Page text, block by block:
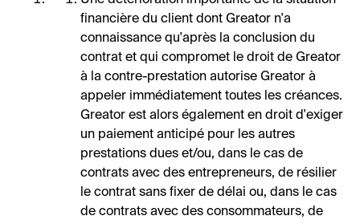
financière du client dont Greator n'a
connaissance qu'après la conclusion du
contrat et qui compromet le droit de Greator
à la contre-prestation autorise Greator à
appeler immédiatement toutes les créances.
Greator est alors également en droit d'exiger
un paiement anticipé pour les autres
prestations dues et/ou, dans le cas de
contrats avec des entrepreneurs, de résilier
le contrat sans fixer de délai ou, dans le cas
de contrats avec des consommateurs, de